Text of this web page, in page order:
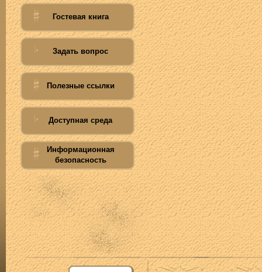
Гостевая книга
Задать вопрос
Полезные ссылки
Доступная среда
Информационная
безопасность